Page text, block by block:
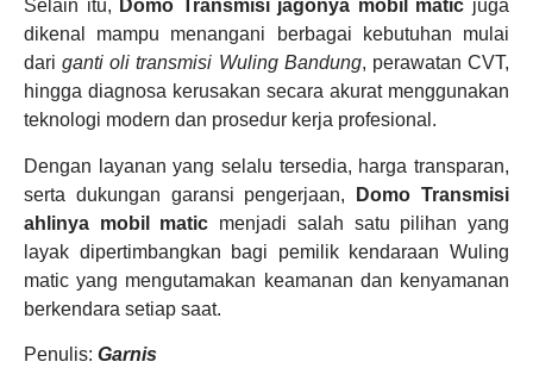
Selain itu, Domo Transmisi jagonya mobil matic juga
dikenal mampu menangani berbagai kebutuhan mulai
dariganti oli transmisi Wuling Bandung, perawatan CVT,
hingga diagnosa kerusakan secara akurat menggunakan
teknologi modern dan prosedur kerja profesional.
Dengan layanan yang selalu tersedia, harga transparan,
serta dukungan garansi pengerjaan,
Domo Transmisi
ahlinya mobil matic menjadi salah satu pilihan yang
layak dipertimbangkan bagi pemilik kendaraan Wuling
matic yang mengutamakan keamanan dan kenyamanan
berkendara setiap saat.
Penulis: Garnis